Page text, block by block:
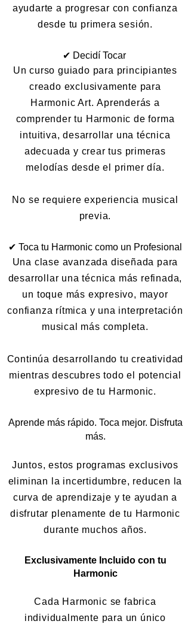
ayudarte a progresar con confianza
desde tu primera sesión.
✔ Decidí Tocar
Un curso guiado para principiantes
creado exclusivamente para
Harmonic Art.Aprenderás a
comprender tu Harmonic de forma
intuitiva, desarrollar una técnica
adecuada y crear tus primeras
melodías desde el primer día.
No se requiere experiencia musical
previa.
✔ Toca tu Harmonic como un Profesional
Una clase avanzada diseñada para
desarrollar una técnica más refinada,
un toque más expresivo, mayor
confianza rítmica y una interpretación
musical más completa.
Continúa desarrollando tu creatividad
mientras descubres todo el potencial
expresivo de tu Harmonic.
Aprende más rápido. Toca mejor. Disfruta
más.
Juntos, estos programas exclusivos
eliminan la incertidumbre, reducen la
curva de aprendizaje y te ayudan a
disfrutar plenamente de tu Harmonic
durante muchos años.
Exclusivamente Incluido con tu
Harmonic
Cada Harmonic se fabrica
individualmente para un único